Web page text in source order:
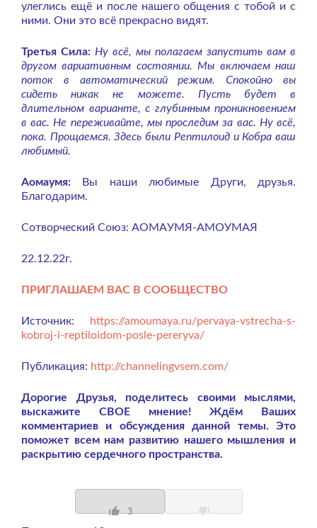
улеглись ещё и после нашего общения с тобой и с
ними. Они это всё прекрасно видят.
Третья Сила: Ну всё, мы полагаем запустить вам в
другом вариативным состоянии. Мы включаем наш
поток в автоматический режим. Спокойно вы
сидеть никак не можете. Пусть будет в
длительном варианте, с глубинным проникновением
в вас. Не переживайте, мы проследим за вас. Ну всё,
пока. Прощаемся. Здесь были Рептилоид и Кобра ваш
любимый.
Аомаумя: Вы наши любимые Други, друзья.
Благодарим.
Сотворческий Союз: АОМАУМЯ-АМОУМАЯ
22.12.22г.
ПРИГЛАШАЕМ ВАС В СООБЩЕСТВО
Источник: https://amoumaya.ru/pervaya-vstrecha-s-
kobroj-i-reptiloidom-posle-pereryva/
Публикация: http://channelingvsem.com/
Дорогие Друзья, поделитесь своими мыслями,
выскажите СВОЕ мнение! Ждём Ваших
комментариев и обсуждения данной темы. Это
поможет всем нам развитию нашего мышления и
раскрытию сердечного пространства.
3